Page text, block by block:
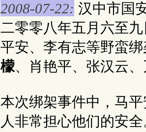
2008-07-22: 汉中市国
二零零八年五月六至
平安、李有志等野蛮
檬、肖艳平、张汉云
本次绑架事件中，马
人非常担心他们的安